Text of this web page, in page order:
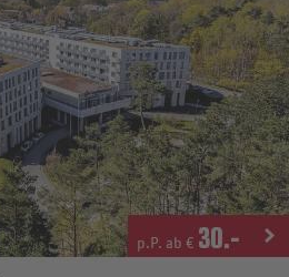
p.P. ab € 30.-